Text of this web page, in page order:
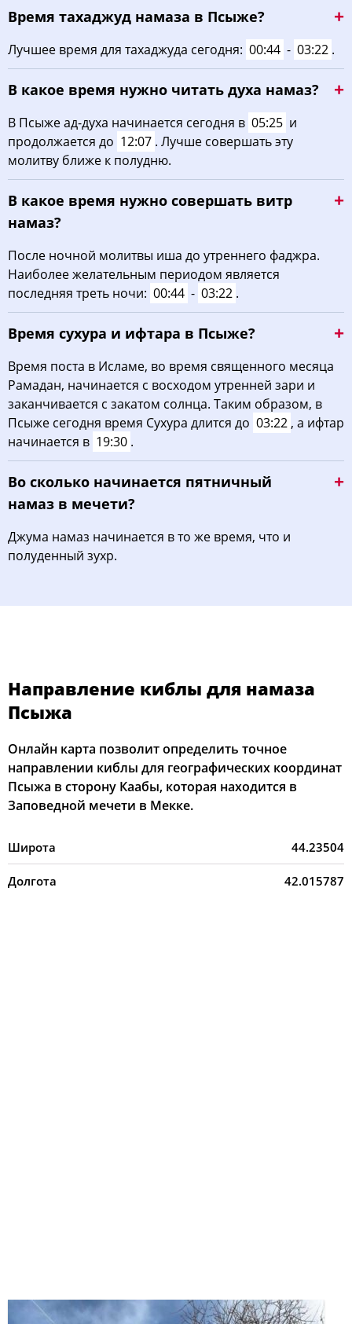
22, Сб 03:48 05:23
03:50 05:24 12:15 16:03 19:04 20:32
24, Пн 03:52 05:25 12:14 16:02 19:03 20:29
03:53 05:27 12:14 16:01 19:01
03:55 05:28 12:14
27, Чт 03:56 05:29 12:13 15:59 18:57 20:23
29, Сб 03:59 05:31 12:13 15:57 18:54
30, Вс 04:01 05:32 12:13 15:56 18:52 20:17
04:02 05:33 12:12
Время тахаджуд намаза в Псыже?
Лучшее время для тахаджуда сегодня: 00:44 - 03:22 .
В какое время нужно читать духа намаз?
В Псыже ад-духа начинается сегодня в 05:25 и
продолжается до 12:07 . Лучше совершать эту
молитву ближе к полудню.
В какое время нужно совершать витр
намаз?
После ночной молитвы иша до утреннего фаджра.
Наиболее желательным периодом является
последняя треть ночи: 00:44 - 03:22 .
Время сухура и ифтара в Псыже?
Время поста в Исламе, во время священного месяца
Рамадан, начинается с восходом утренней зари и
заканчивается с закатом солнца. Таким образом, в
Псыже сегодня время Сухура длится до 03:22 , а ифтар
начинается в 19:30 .
Во сколько начинается пятничный
намаз в мечети?
Джума намаз начинается в то же время, что и
полуденный зухр.
Направление киблы для намаза
Псыжа
Онлайн карта позволит определить точное
направлении киблы для географических координат
Псыжа в сторону Каабы, которая находится в
Заповедной мечети в Мекке.
Широта 44.23504
Долгота 42.015787